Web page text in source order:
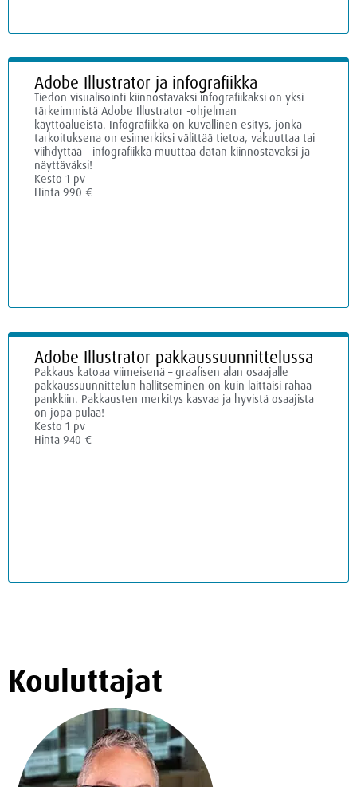
Adobe Illustrator ja infografiikka
Tiedon visualisointi kiinnostavaksi infografiikaksi on yksi
tärkeimmistä Adobe Illustrator -ohjelman
käyttöalueista. Infografiikka on kuvallinen esitys, jonka
tarkoituksena on esimerkiksi välittää tietoa, vakuuttaa tai
viihdyttää – infografiikka muuttaa datan kiinnostavaksi ja
näyttäväksi!
Kesto 1 pv
Hinta 990 €
Adobe Illustrator pakkaussuunnittelussa
Pakkaus katoaa viimeisenä – graafisen alan osaajalle
pakkaussuunnittelun hallitseminen on kuin laittaisi rahaa
pankkiin. Pakkausten merkitys kasvaa ja hyvistä osaajista
on jopa pulaa!
Kesto 1 pv
Hinta 940 €
Kouluttajat